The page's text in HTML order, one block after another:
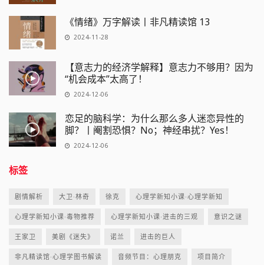
《情绪》万字解读丨非凡精读馆 13
2024-11-28
【意志力的经济学解释】意志力不够用？因为
“机会成本”太高了！
2024-12-06
恋足的脑科学：为什么那么多人迷恋异性的
脚？丨阉割恐惧？No；神经串扰？Yes！
2024-12-06
标签
剧情解析 大卫·林奇 徐克 心理学新知小课·心理学新知
心理学新知小课·毒物推荐 心理学新知小课·进击的三观 意识之谜
王家卫 美剧《迷失》 诺兰 进击的巨人
非凡精读馆·心理学图书解读 音频节目：心理朋克 项目简介